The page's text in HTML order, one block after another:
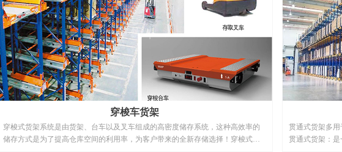
穿梭车货架
穿梭式货架系统是由货架、台车以及叉车组成的高密度储存系统，这种高效率的
储存方式是为了提高仓库空间的利用率，为客户带来的全新存储选择！穿梭式货
贯通式货架多用
贯通式货架：